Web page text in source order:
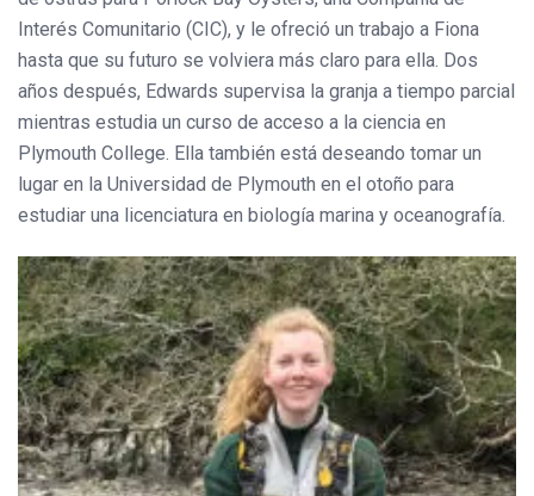
Interés Comunitario (CIC), y le ofreció un trabajo a Fiona
hasta que su futuro se volviera más claro para ella. Dos
años después, Edwards supervisa la granja a tiempo parcial
mientras estudia un curso de acceso a la ciencia en
Plymouth College. Ella también está deseando tomar un
lugar en la Universidad de Plymouth en el otoño para
estudiar una licenciatura en biología marina y oceanografía.